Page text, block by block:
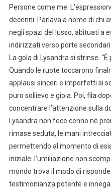
Persone come me.
decenni. Parlava a nome di chi
negli spazi del lusso, abituati a
indirizzati verso porte
La gola di Lysandra si strinse.
Quando le ruote toccarono
applausi sinceri e imperfetti si
puro sollievo e gioia. Poi, fila
concentrare l’attenzione sulla
Lysandra non fece cenno né
rimase seduta, le mani
permettendo al momento di
iniziale: l’umiliazione non
mondo trova il modo di
testimonianza potente e